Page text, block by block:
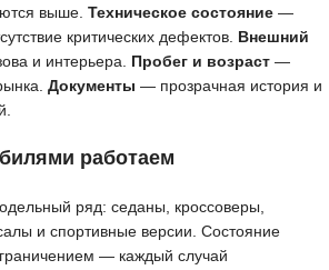
выше. Техническое состояние —
критических дефектов. Внешний
и интерьера. Пробег и возраст —
Документы — прозрачная история и
работаем
ряд: седаны, кроссоверы,
и спортивные версии. Состояние
— каждый случай